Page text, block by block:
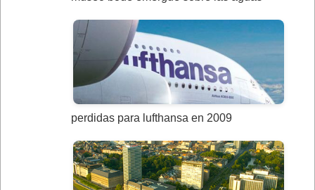
perdidas para lufthansa en 2009